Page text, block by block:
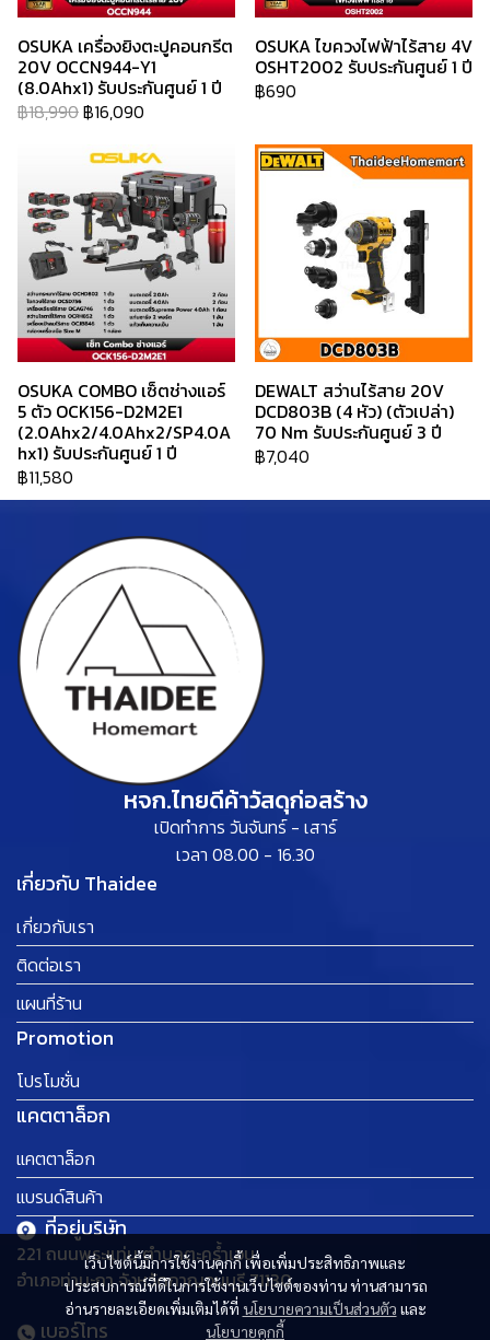
OSUKA เครื่องยิงตะปูคอนกรีต
20V OCCN944-Y1
(8.0Ahx1) รับประกันศูนย์ 1 ปี
฿18,990฿16,090
OSUKA ไขควงไฟฟ้าไร้สาย 4V
OSHT2002 รับประกันศูนย์ 1 ปี
฿690
OSUKA COMBO เซ็ตช่างแอร์
5 ตัว OCK156-D2M2E1
(2.0Ahx2/4.0Ahx2/SP4.0A
hx1) รับประกันศูนย์ 1 ปี
฿11,580
DEWALT สว่านไร้สาย 20V
DCD803B (4 หัว) (ตัวเปล่า)
70 Nm รับประกันศูนย์ 3 ปี
฿7,040
เว็บไซต์นี้มีการใช้งานคุกกี้ เพื่อเพิ่มประสิทธิภาพและ
ประสบการณ์ที่ดีในการใช้งานเว็บไซต์ของท่าน ท่านสามารถ
อ่านรายละเอียดเพิ่มเติมได้ที่ นโยบายความเป็นส่วนตัว และ
นโยบายคุกกี้
หจก.ไทยดีค้าวัสดุก่อสร้าง
เปิดทำการ วันจันทร์ - เสาร์
เวลา 08.00 - 16.30
เกี่ยวกับ Thaidee
เกี่ยวกับเรา
ติดต่อเรา
แผนที่ร้าน
Promotion
โปรโมชั่น
แคตตาล็อก
แคตตาล็อก
แบรนด์สินค้า
ที่อยู่บริษัท
221 ถนนพระแท่น ตำบลตะคร้ำเอน
อำเภอท่ามะกา จังหวัดกาญจนบุรี 71130
เบอร์โทร